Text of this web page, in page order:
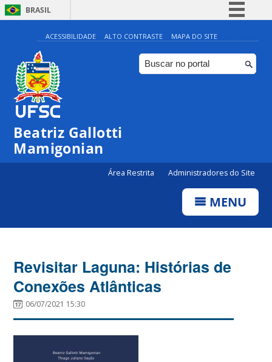
BRASIL
Simplifique!
Comunica BR
Participe
ACESSIBILIDADE ALTO CONTRASTE MAPA DO SITE
Beatriz Gallotti
Mamigonian
Área Restrita Administradores do Site
MENU
Revisitar Laguna: Histórias de
Conexões Atlânticas
06/07/2021 15:30